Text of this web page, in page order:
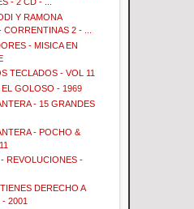
Y RAMONA
CORRENTINAS 2 - ...
- MISICA EN
TECLADOS - VOL 11
GOLOSO - 1969
- 15 GRANDES
- POCHO &
REVOLUCIONES -
TIENES DERECHO A
2001